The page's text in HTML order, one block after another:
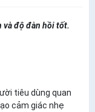
và độ đàn hồi tốt.
tiêu dùng quan
cảm giác nhẹ